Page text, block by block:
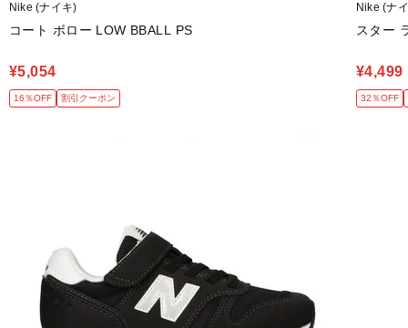
Nike (ナイキ)
コート ボロー LOW BBALL PS
¥5,054
16％OFF 割引クーポン
Nike (ナ
スター
¥4,499
32％OFF